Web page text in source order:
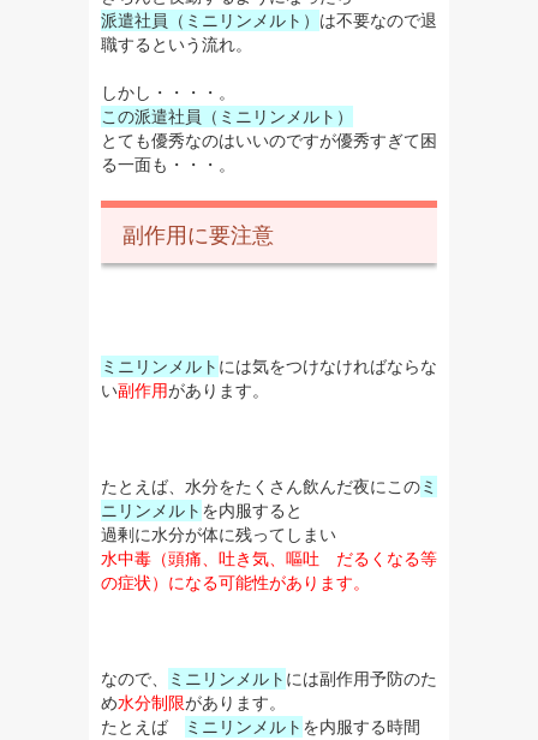
派遣社員（ミニリンメルト） は不要なので退
職するという流れ。
しかし・・・・。
この派遣社員（ミニリンメルト）
とても優秀なのはいいのですが優秀すぎて困
る一面も・・・。
副作用に要注意
ミニリンメルト には気をつけなければならな
い副作用があります。
たとえば、水分をたくさん飲んだ夜にこのミ
ニリンメルト を内服すると
過剰に水分が体に残ってしまい
水中毒（頭痛、吐き気、嘔吐 だるくなる等
の症状）になる可能性があります。
なので、 ミニリンメルト には副作用予防のた
め水分制限があります。
たとえば
ミニリンメルト を内服する時間